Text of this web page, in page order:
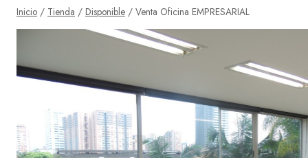
Inicio / Tienda / Disponible / Venta Oficina EMPRESARIAL